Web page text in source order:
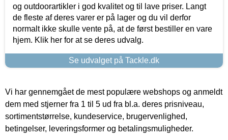
og outdoorartikler i god kvalitet og til lave priser. Langt
de fleste af deres varer er på lager og du vil derfor
normalt ikke skulle vente på, at de først bestiller en vare
hjem. Klik her for at se deres udvalg.
Se udvalget på Tackle.dk
Vi har gennemgået de mest populære webshops og anmeldt
dem med stjerner fra 1 til 5 ud fra bl.a. deres prisniveau,
sortimentstørrelse, kundeservice, brugervenlighed,
betingelser, leveringsformer og betalingsmuligheder.